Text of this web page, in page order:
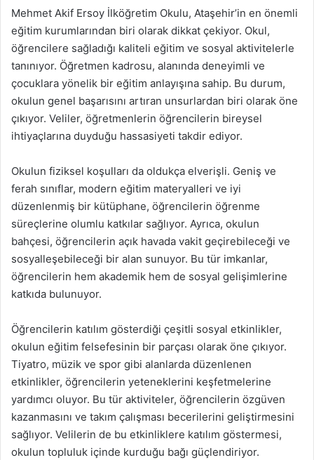
Mehmet Akif Ersoy İlköğretim Okulu, Ataşehir’in en önemli
eğitim kurumlarından biri olarak dikkat çekiyor. Okul,
öğrencilere sağladığı kaliteli eğitim ve sosyal aktivitelerle
tanınıyor. Öğretmen kadrosu, alanında deneyimli ve
çocuklara yönelik bir eğitim anlayışına sahip. Bu durum,
okulun genel başarısını artıran unsurlardan biri olarak öne
çıkıyor. Veliler, öğretmenlerin öğrencilerin bireysel
ihtiyaçlarına duyduğu hassasiyeti takdir ediyor.
Okulun fiziksel koşulları da oldukça elverişli. Geniş ve
ferah sınıflar, modern eğitim materyalleri ve iyi
düzenlenmiş bir kütüphane, öğrencilerin öğrenme
süreçlerine olumlu katkılar sağlıyor. Ayrıca, okulun
bahçesi, öğrencilerin açık havada vakit geçirebileceği ve
sosyalleşebileceği bir alan sunuyor. Bu tür imkanlar,
öğrencilerin hem akademik hem de sosyal gelişimlerine
katkıda bulunuyor.
Öğrencilerin katılım gösterdiği çeşitli sosyal etkinlikler,
okulun eğitim felsefesinin bir parçası olarak öne çıkıyor.
Tiyatro, müzik ve spor gibi alanlarda düzenlenen
etkinlikler, öğrencilerin yeteneklerini keşfetmelerine
yardımcı oluyor. Bu tür aktiviteler, öğrencilerin özgüven
kazanmasını ve takım çalışması becerilerini geliştirmesini
sağlıyor. Velilerin de bu etkinliklere katılım göstermesi,
okulun topluluk içinde kurduğu bağı güçlendiriyor.